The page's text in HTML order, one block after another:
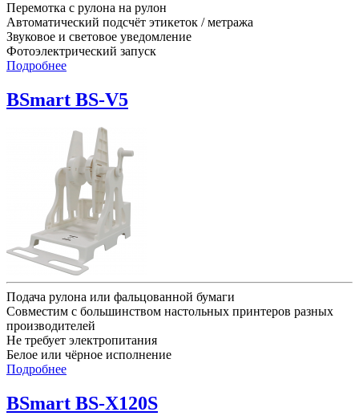
Перемотка с рулона на рулон
Автоматический подсчёт этикеток / метража
Звуковое и световое уведомление
Фотоэлектрический запуск
Подробнее
BSmart BS-V5
Подача рулона или фальцованной бумаги
Совместим с большинством настольных принтеров разных
производителей
Не требует электропитания
Белое или чёрное исполнение
Подробнее
BSmart BS-X120S